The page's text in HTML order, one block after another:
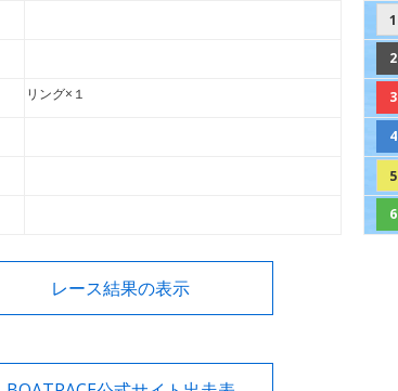
リング×１
1
2
3
4
5
6
レース結果の表示